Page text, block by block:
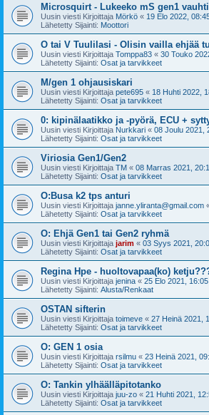
Microsquirt - Lukeeko mS gen1
Uusin viesti Kirjoittaja Mörkö « 19 Elo 2022,
Lähetetty Sijainti: Moottori
O tai V Tuulilasi - Olisin vailla ehjää
Uusin viesti Kirjoittaja Tomppa83 « 30 Touko
Lähetetty Sijainti: Osat ja tarvikkeet
M/gen 1 ohjausiskari
Uusin viesti Kirjoittaja pete695 « 18 Huhti 2022,
Lähetetty Sijainti: Osat ja tarvikkeet
0: kipinälaatikko ja -pyörä, ECU +
Uusin viesti Kirjoittaja Nurkkari « 08 Joulu 2021,
Lähetetty Sijainti: Osat ja tarvikkeet
Viriosia Gen1/Gen2
Uusin viesti Kirjoittaja TM « 08 Marras 2021,
Lähetetty Sijainti: Osat ja tarvikkeet
O:Busa k2 tps anturi
Uusin viesti Kirjoittaja janne.yliranta@gmail.com
Lähetetty Sijainti: Osat ja tarvikkeet
O: Ehjä Gen1 tai Gen2 ryhmä
Uusin viesti Kirjoittaja jarim « 03 Syys 2021,
Lähetetty Sijainti: Osat ja tarvikkeet
Regina Hpe - huoltovapaa(ko)
Uusin viesti Kirjoittaja jenina « 25 Elo 2021, 16:05
Lähetetty Sijainti: Alusta/Renkaat
OSTAN sifterin
Uusin viesti Kirjoittaja toimeve « 27 Heinä 2021,
Lähetetty Sijainti: Osat ja tarvikkeet
O: GEN 1 osia
Uusin viesti Kirjoittaja rsilmu « 23 Heinä 2021,
Lähetetty Sijainti: Osat ja tarvikkeet
O: Tankin ylhäälläpitotanko
Uusin viesti Kirjoittaja juu-zo « 21 Huhti 2021,
Lähetetty Sijainti: Osat ja tarvikkeet